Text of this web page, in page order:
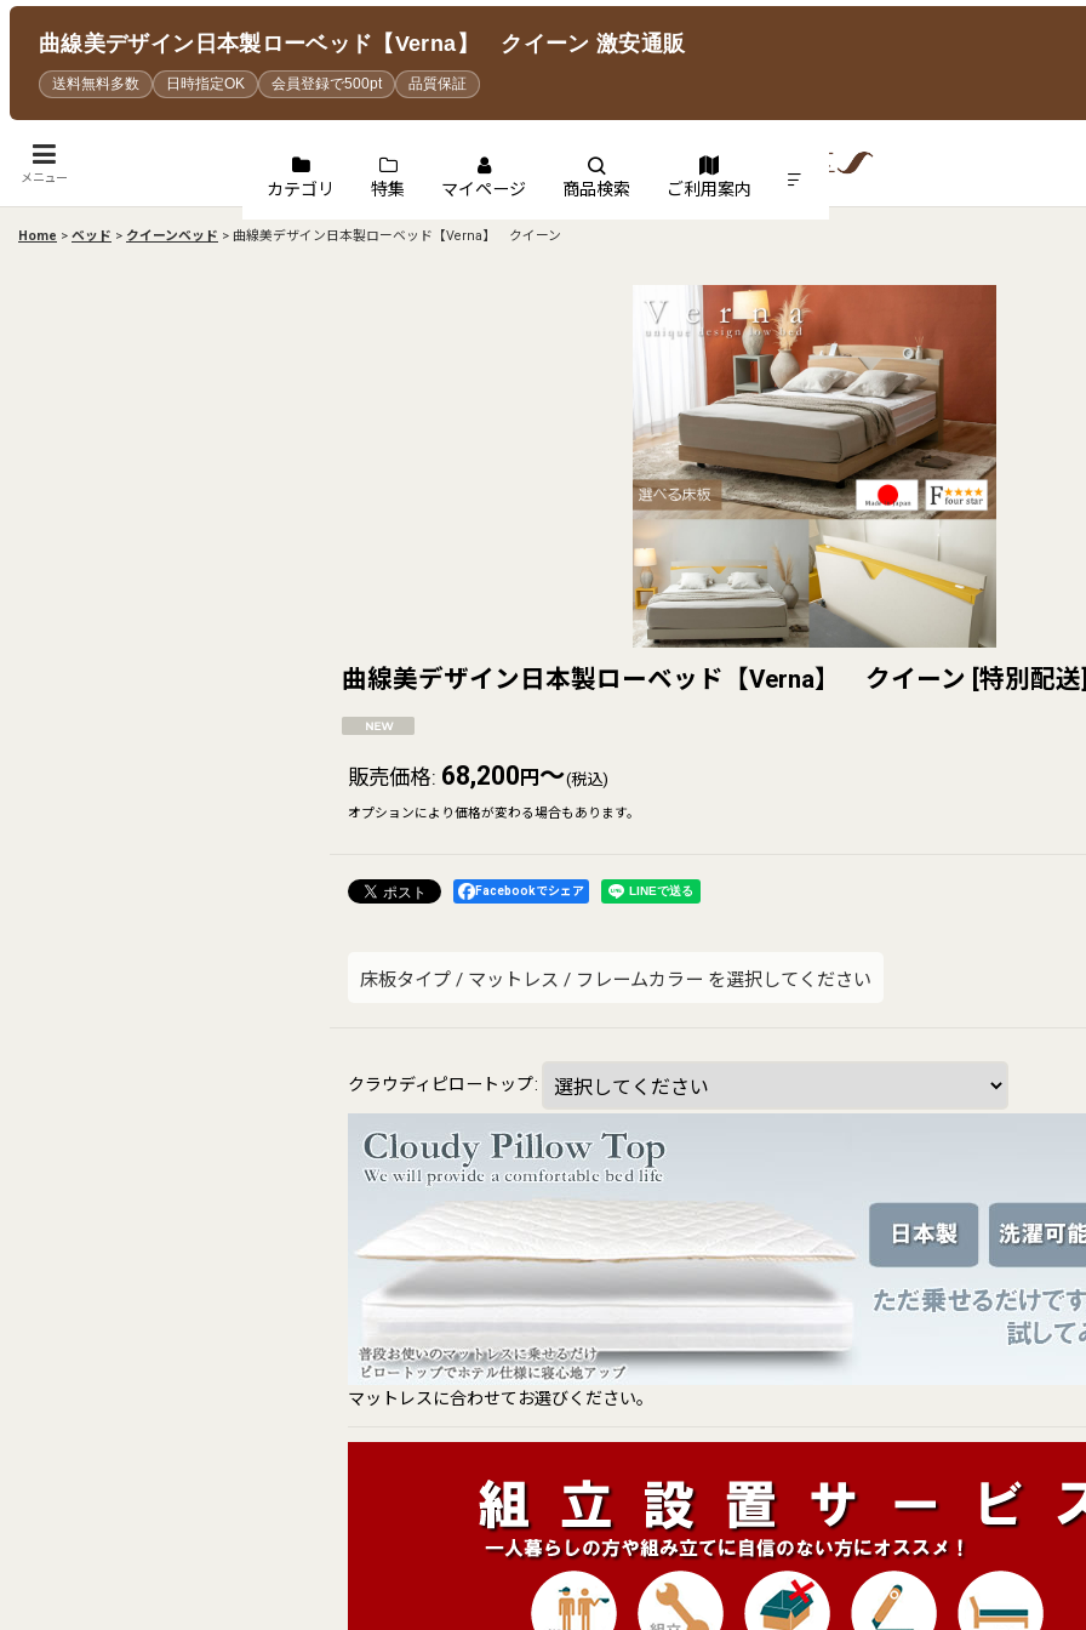
曲線美デザイン日本製ローベッド【Verna】 クイーン 激安通販
送料無料多数 日時指定OK 会員登録で500pt 品質保証
メニュー
カテゴリ 特集 マイページ 商品検索 ご利用案内
Home > ベッド > クイーンベッド > 曲線美デザイン日本製ローベッド【Verna】 クイーン
曲線美デザイン日本製ローベッド【Verna】 クイーン [特別配送
販売価格: 68,200 円 ～(税込)
オプションにより価格が変わる場合もあります。
Facebookでシェア
床板タイプ / マットレス / フレームカラー を選択してください
クラウディピロートップ:
マットレスに合わせてお選びください。